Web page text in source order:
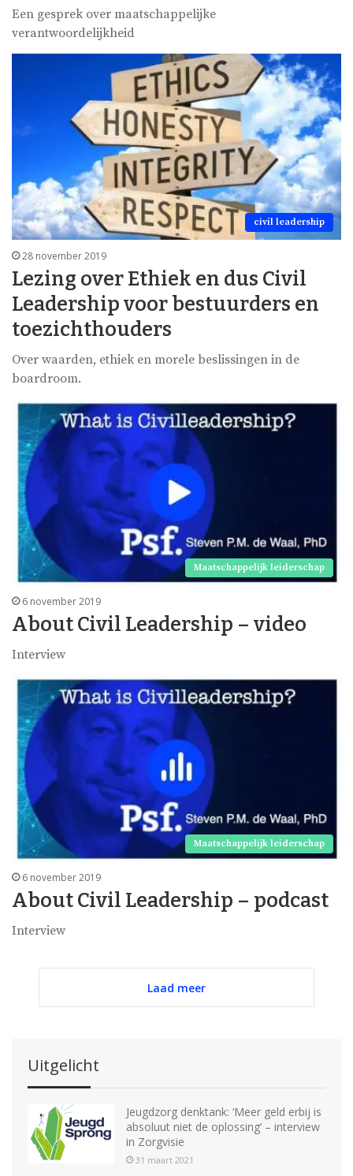
Een gesprek over maatschappelijke
verantwoordelijkheid
civil leadership
28 november 2019
Lezing over Ethiek en dus Civil
Leadership voor bestuurders en
toezichthouders
Over waarden, ethiek en morele beslissingen in de
boardroom.
Maatschappelijk leiderschap
6 november 2019
About Civil Leadership – video
Interview
Maatschappelijk leiderschap
6 november 2019
About Civil Leadership – podcast
Interview
Laad meer
Uitgelicht
Jeugdzorg denktank: ‘Meer geld erbij is
absoluut niet de oplossing’ – interview
in Zorgvisie
31 maart 2021